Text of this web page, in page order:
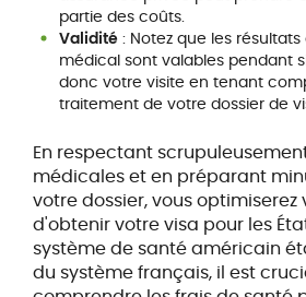
partie des coûts.
Validité: Notez que les résultats
médical sont valables pendant
donc votre visite en tenant
traitement de votre dossier de
En respectant
médicales et en préparant
votre dossier, vous optimiserez
d'obtenir votre visa pour les
système de santé américain
du système français, il est